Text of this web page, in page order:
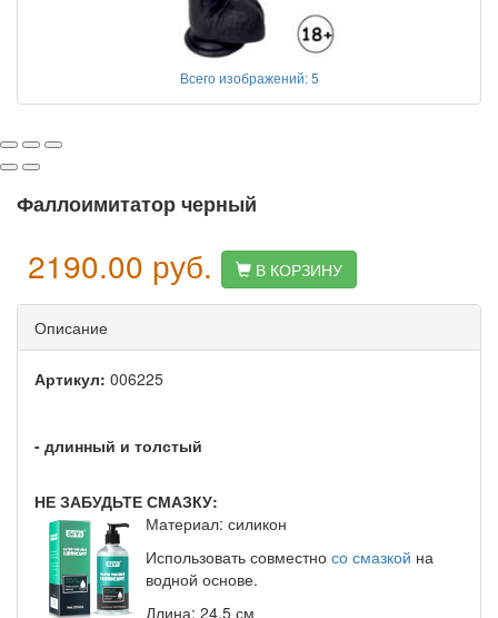
Всего изображений: 5
Фаллоимитатор черный
2190.00 руб. В КОРЗИНУ
Описание
Артикул: 006225
- длинный и толстый
НЕ ЗАБУДЬТЕ СМАЗКУ:
Материал: силикон
Использовать совместно со смазкой на
водной основе.
Длина: 24.5 см